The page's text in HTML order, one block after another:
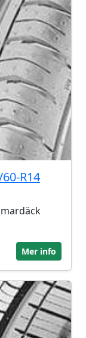
R14
Mer info